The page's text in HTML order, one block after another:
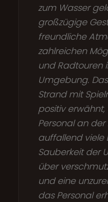
zum Wasser
großzügige
freundliche
zahlreichen
und Radtouren
Umgebung.
Strand mit
positiv
Personal an der
auffallend viele
Sauberkeit der
über
und eine
das Personal